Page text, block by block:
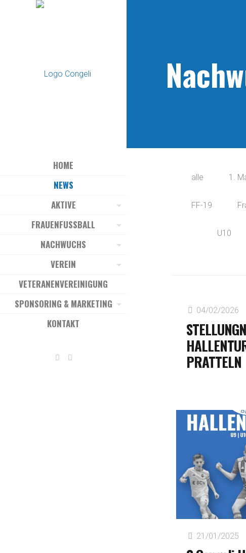
HOME
NEWS
AKTIVE
FRAUENFUSSBALL
NACHWUCHS
VEREIN
VETERANENVEREINIGUNG
SPONSORING & MARKETING
KONTAKT
alle 1.
FF-19
U10
04/02/2026
PRATTELN
21/01/2025